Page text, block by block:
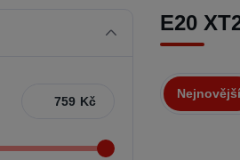
E20
Nejnovější
Kč